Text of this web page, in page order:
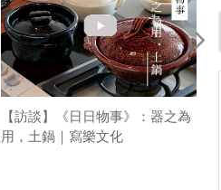
【訪談】《日日物事》：器之為
用，土鍋｜寫樂文化